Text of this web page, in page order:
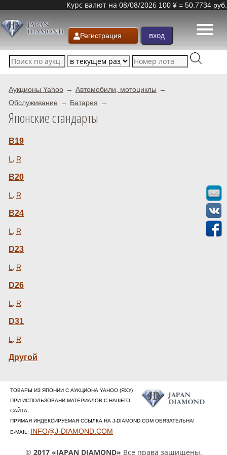
Курс валют на 08/08/2026 100 ¥ = 50.7734 руб.
Регистрация
Аукционы Yahoo
Автомобили, мотоциклы
Обслуживание
Батарея
Японские стандарты
B19
L , R
B20
L , R
B24
L , R
D23
L , R
D26
L , R
D31
L , R
Другой
ТОВАРЫ ИЗ ЯПОНИИ С АУКЦИОНА YAHOO (ЯХУ)
ПРИ ИСПОЛЬЗОВАНИ МАТЕРИАЛОВ С НАШЕГО
САЙТА,
ПРЯМАЯ ИНДЕКСИРУЕМАЯ ССЫЛКА НА J-DIAMOND.COM ОБЯЗАТЕЛЬНА!
E-MAIL: INFO@J-DIAMOND.COM
© 2017 «JAPAN DIAMOND» Все права защищены.